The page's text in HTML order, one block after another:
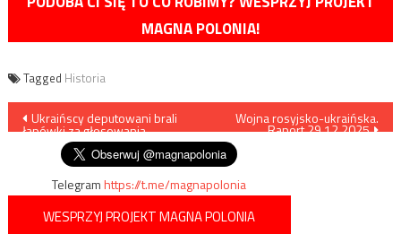
MAGNA POLONIA!
Tagged Historia
Nawigacja
wpisu
Ukraińscy deputowani brali
łapówki za głosowania
Wojna rosyjsko-ukraińska.
Raport 29.12.2025
Telegramhttps://t.me/magnapolonia
WESPRZYJ PROJEKT MAGNA POLONIA